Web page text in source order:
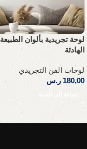
لوحة تجريدية بألوان الطبيعة
الهادئة
لوحات الفن التجريدي
180,00 ر.س
إضافة إلى السلة
Read More